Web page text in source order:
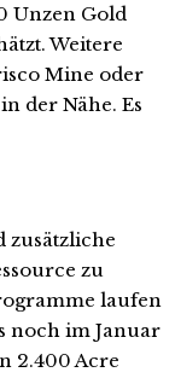
Unzen Gold
Weitere
Mine oder
der Nähe. Es
zusätzliche
zu
laufen
noch im Januar
2.400 Acre